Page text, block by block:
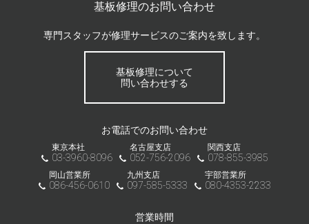
基板修理のお問い合わせ
専門スタッフが修理サービスのご案内を致します。
基板修理について
問い合わせする
お電話でのお問い合わせ
東京本社
03-3960-8096
名古屋支店
052-756-2096
関西支店
078-855-3985
岡山営業所
086-456-0610
九州支店
097-585-5333
宇部営業所
080-4353-2233
営業時間